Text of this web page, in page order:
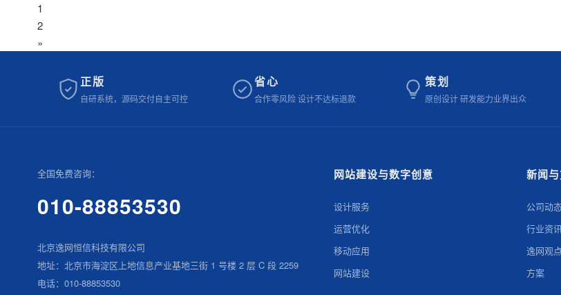
1
2
»
正版
自研系统，源码交付自主可控
省心
合作零风险 设计不达标退款
策划
原创设计 研发能力业界出众
全国免费咨询：
010-88853530
北京逸网恒信科技有限公司
地址：北京市海淀区上地信息产业基地三街 1 号楼 2 层 C 段 2259
电话：010-88853530
网站建设与数字创意
设计服务
运营优化
移动应用
网站建设
新闻
公司动
行业资
逸网观点
方案